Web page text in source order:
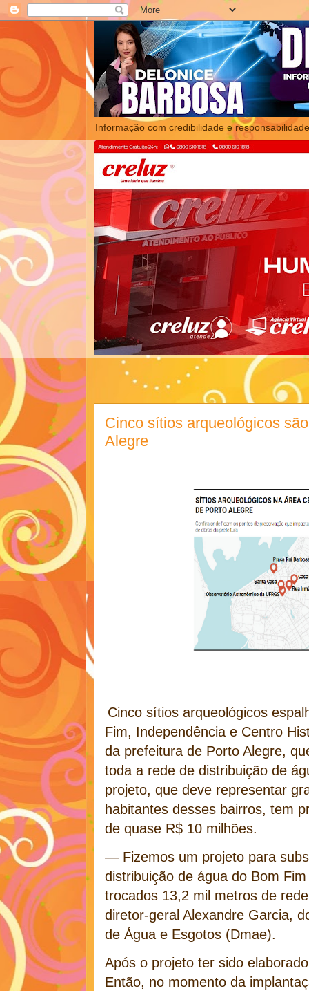
Informação com credibilidade e
Cinco sítios arqueológicos
Alegre
Cinco sítios arqueológicos
Fim, Independência e Centro
da prefeitura de Porto Alegre,
toda a rede de distribuição de
projeto, que deve representar
habitantes desses bairros, tem
de quase R$ 10 milhões.
— Fizemos um projeto para
distribuição de água do Bom
trocados 13,2 mil metros de
diretor-geral Alexandre Garcia,
de Água e Esgotos (Dmae).
Após o projeto ter sido
Então, no momento da